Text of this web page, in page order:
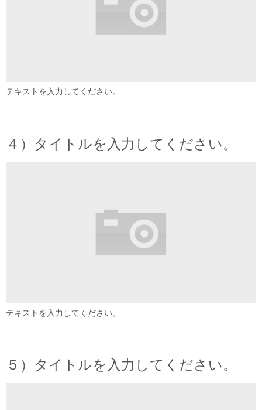
テキストを入力してください。
４）タイトルを入力してください。
テキストを入力してください。
５）タイトルを入力してください。